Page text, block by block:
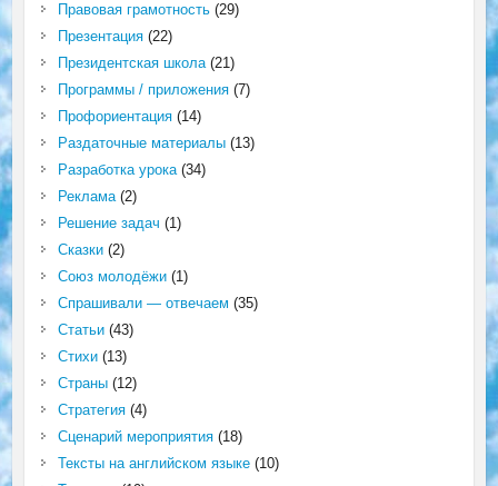
Правовая грамотность(29)
Презентация(22)
Президентская школа(21)
Программы / приложения(7)
Профориентация(14)
Раздаточные материалы(13)
Разработка урока(34)
Реклама(2)
Решение задач (1)
Сказки(2)
Союз молодёжи(1)
Спрашивали — отвечаем (35)
Статьи(43)
Стихи(13)
Страны(12)
Стратегия(4)
Сценарий мероприятия(18)
Тексты на английском языке(10)